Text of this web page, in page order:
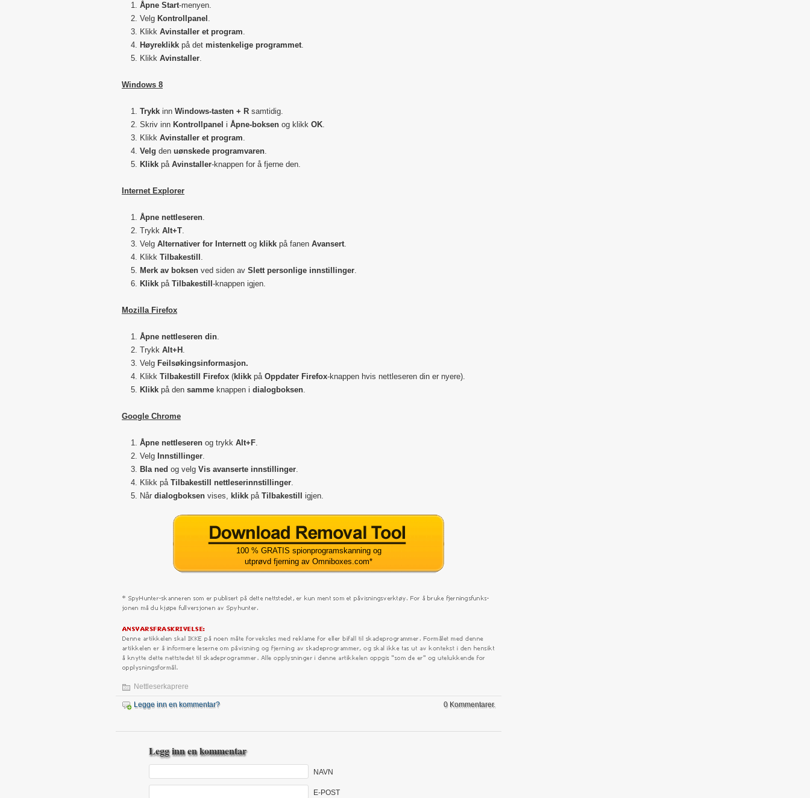
Åpne Start-menyen.
Velg Kontrollpanel .
Klikk Avinstaller et program.
Høyreklikk på det mistenkelige programmet.
Klikk Avinstaller.
Windows 8
Trykk inn Windows-tasten + R samtidig.
Skriv inn Kontrollpanel i Åpne-boksen og klikk OK.
Klikk Avinstaller et program.
Velg den uønskede programvaren.
Klikk på Avinstaller-knappen for å fjerne den.
Internet Explorer
Åpne nettleseren.
Trykk Alt+T.
Velg Alternativer for Internettog klikk på fanen Avansert.
Klikk Tilbakestill .
Merk av boksen ved siden av Slett personlige innstillinger.
Klikk på Tilbakestill -knappen igjen.
Mozilla Firefox
Åpne nettleseren din.
Trykk Alt+H .
Velg Feilsøkingsinformasjon.
Klikk Tilbakestill Firefox (klikk på Oppdater Firefox-knappen hvis nettleseren din er nyere).
Klikk på den samme knappen i dialogboksen.
Google Chrome
Åpne nettleseren og trykk Alt+F.
Velg Innstillinger.
Bla ned og velg Vis avanserte innstillinger.
Klikk på Tilbakestill nettleserinnstillinger.
Når dialogboksen vises, klikk på Tilbakestill igjen.
100 % GRATIS spionprogramskanning og
utprøvd fjerning av Omniboxes.com*
Nettleserkaprere
Legge inn en kommentar? 0 Kommentarer.
Legg inn en kommentar
NAVN
E-POST